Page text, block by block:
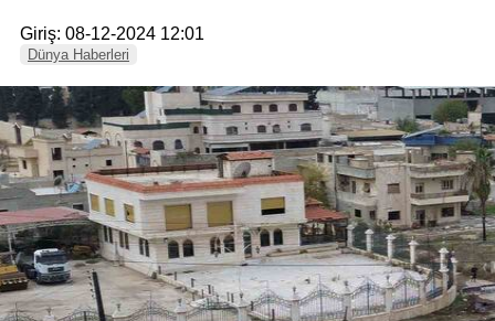
Giriş: 08-12-2024 12:01
Dünya Haberleri